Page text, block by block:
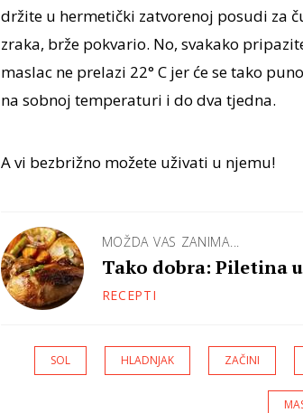
držite u hermetički zatvorenoj posudi za
zraka, brže pokvario. No, svakako
maslac ne prelazi 22° C jer će se tako
na sobnoj temperaturi i do dva tjedna.
A vi bezbrižno možete uživati u njemu!
MOŽDA VAS ZANIMA...
Tako dobra: Piletina
RECEPTI
SOL HLADNJAK ZAČINI